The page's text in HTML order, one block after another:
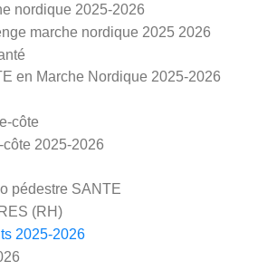
nordique 2025-2026
marche nordique 2025 2026
en Marche Nordique 2025-2026
côte
côte 2025-2026
pédestre SANTE
(RH)
2025-2026